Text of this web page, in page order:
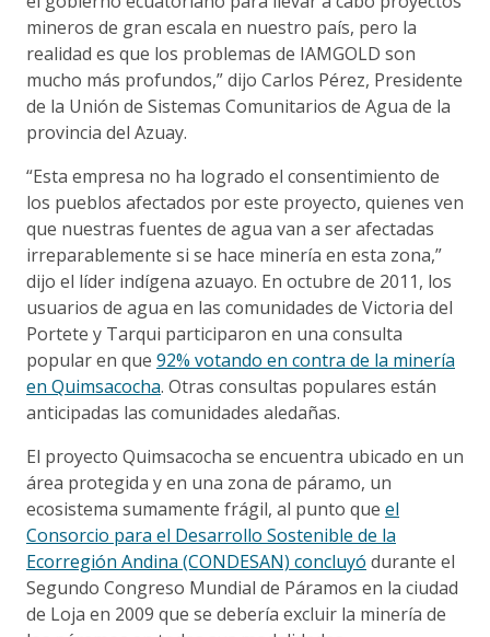
mineros de gran escala en nuestro país, pero la
realidad es que los problemas de IAMGOLD son
mucho más profundos,” dijo Carlos Pérez, Presidente
de la Unión de Sistemas Comunitarios de Agua de la
provincia del Azuay.
“Esta empresa no ha logrado el consentimiento de
los pueblos afectados por este proyecto, quienes ven
que nuestras fuentes de agua van a ser afectadas
irreparablemente si se hace minería en esta zona,”
dijo el líder indígena azuayo. En octubre de 2011, los
usuarios de agua en las comunidades de Victoria del
Portete y Tarqui participaron en una consulta
popular en que 92% votando en contra de la minería
en Quimsacocha. Otras consultas populares están
anticipadas las comunidades aledañas.
El proyecto Quimsacocha se encuentra ubicado en un
área protegida y en una zona de páramo, un
ecosistema sumamente frágil, al punto que el
Consorcio para el Desarrollo Sostenible de la
Ecorregión Andina (CONDESAN) concluyó durante el
Segundo Congreso Mundial de Páramos en la ciudad
de Loja en 2009 que se debería excluir la minería de